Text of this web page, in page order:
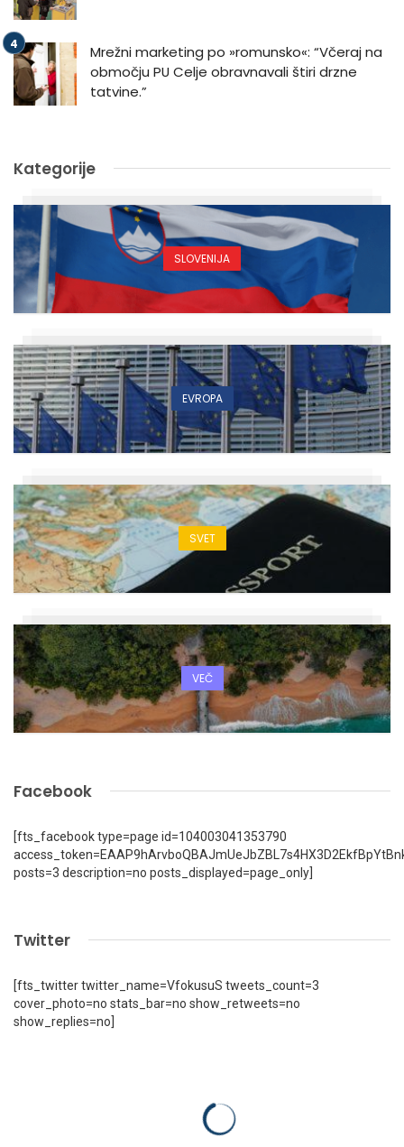
Mrežni marketing po »romunsko«: “Včeraj na
območju PU Celje obravnavali štiri drzne
tatvine.”
Kategorije
SLOVENIJA
EVROPA
SVET
VEČ
Facebook
[fts_facebook type=page id=104003041353790
posts=3 description=no posts_displayed=page_only]
Twitter
[fts_twitter twitter_name=VfokusuS tweets_count=3
cover_photo=no stats_bar=no show_retweets=no
show_replies=no]